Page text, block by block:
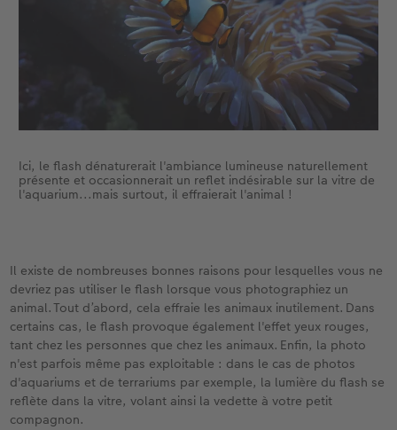
Ici, le flash dénaturerait l'ambiance lumineuse naturellement
présente et occasionnerait un reflet indésirable sur la vitre de
l'aquarium...mais surtout, il effraierait l'animal !
Il existe de nombreuses bonnes raisons pour lesquelles vous ne
devriez pas utiliser le flash lorsque vous photographiez un
animal. Tout d’abord, cela effraie les animaux inutilement. Dans
certains cas, le flash provoque également l'effet yeux rouges,
tant chez les personnes que chez les animaux. Enfin, la photo
n'est parfois même pas exploitable : dans le cas de photos
d'aquariums et de terrariums par exemple, la lumière du flash se
reflète dans la vitre, volant ainsi la vedette à votre petit
compagnon.